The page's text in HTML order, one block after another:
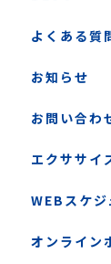
よくある質
お知らせ
お問い合わ
エクササイ
WEBスケ
オンライン